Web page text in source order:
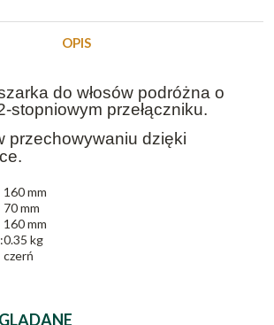
OPIS
do włosów podróżna o
stopniowym przełączniku.
przechowywaniu dzięki
160 mm
70 mm
160 mm
0.35 kg
czerń